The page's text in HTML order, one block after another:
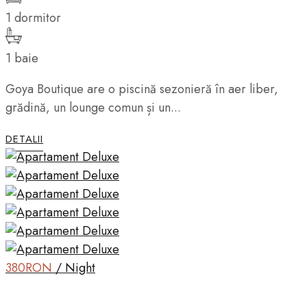
1 dormitor
1 baie
Goya Boutique are o piscină sezonieră în aer liber,
grădină, un lounge comun și un...
DETALII
380RON / Night